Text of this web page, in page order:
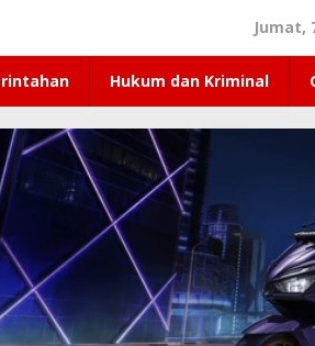
Jumat,
Hukum dan Kriminal